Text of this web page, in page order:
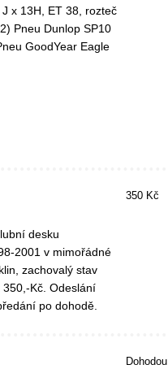
x 13H, ET 38, rozteč
Pneu Dunlop SP10
GoodYear Eagle
desku
2001 v mimořádné
zachovalý stav
Kč. Odeslání
po dohodě.
350 Kč
Dohodou